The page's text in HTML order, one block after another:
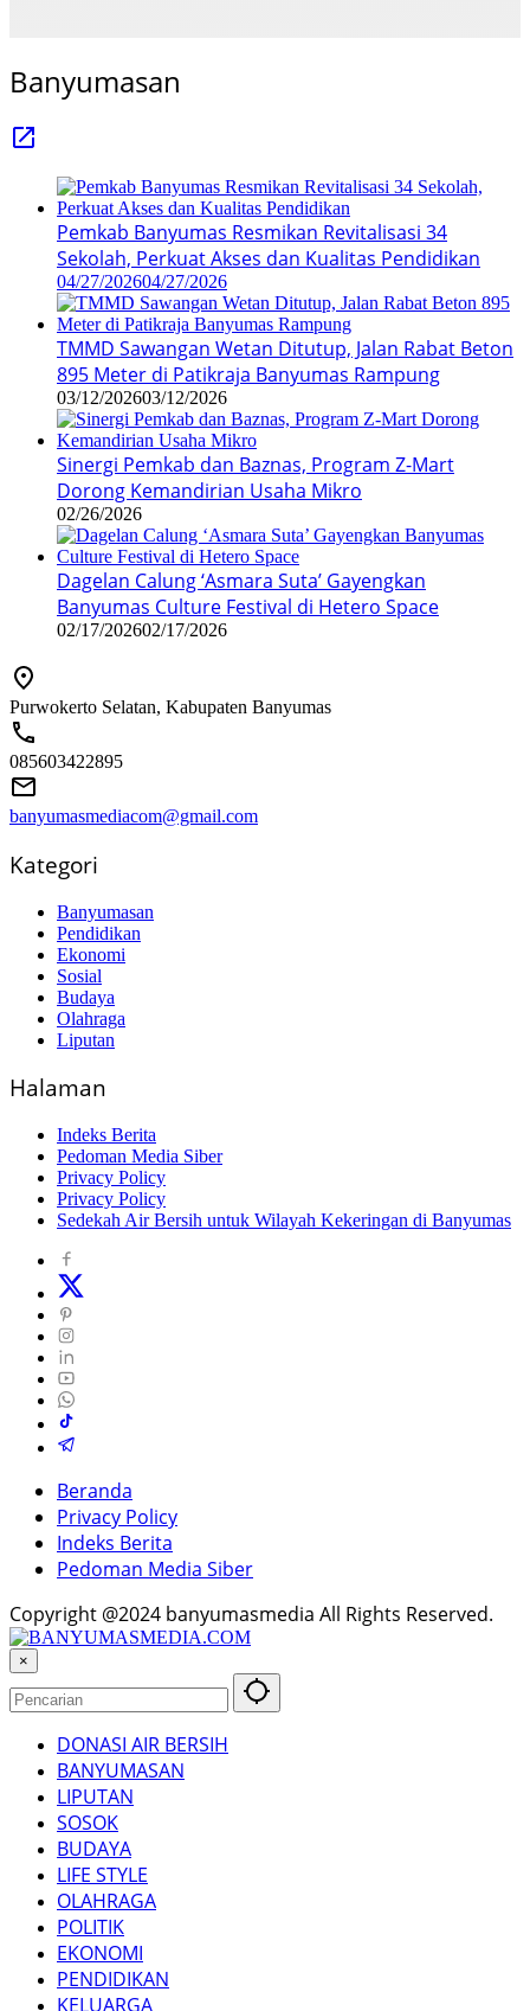
Banyumasan
Pemkab Banyumas Resmikan Revitalisasi 34
Sekolah, Perkuat Akses dan Kualitas Pendidikan
04/27/202604/27/2026
TMMD Sawangan Wetan Ditutup, Jalan Rabat Beton
895 Meter di Patikraja Banyumas Rampung
03/12/202603/12/2026
Sinergi Pemkab dan Baznas, Program Z-Mart
Dorong Kemandirian Usaha Mikro
02/26/2026
Dagelan Calung ‘Asmara Suta’ Gayengkan
Banyumas Culture Festival di Hetero Space
02/17/202602/17/2026
Purwokerto Selatan, Kabupaten Banyumas
085603422895
banyumasmediacom@gmail.com
Kategori
Banyumasan
Pendidikan
Ekonomi
Sosial
Budaya
Olahraga
Liputan
Halaman
Indeks Berita
Pedoman Media Siber
Privacy Policy
Privacy Policy
Sedekah Air Bersih untuk Wilayah Kekeringan di Banyumas
Beranda
Privacy Policy
Indeks Berita
Pedoman Media Siber
Copyright @2024 banyumasmedia All Rights Reserved.
×
DONASI AIR BERSIH
BANYUMASAN
LIPUTAN
SOSOK
BUDAYA
LIFE STYLE
OLAHRAGA
POLITIK
EKONOMI
PENDIDIKAN
KELUARGA